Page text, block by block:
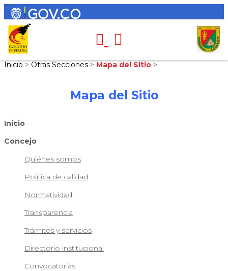
Inicio > Otras Secciones > Mapa del Sitio >
Mapa del Sitio
Inicio
Concejo
Quiénes somos
Política de calidad
Normatividad
Transparencia
Trámites y servicios
Directorio institucional
Convocatorias